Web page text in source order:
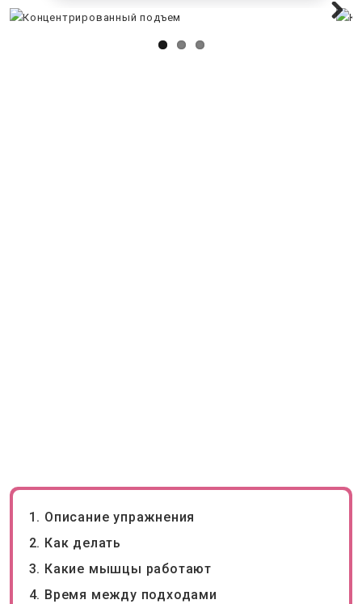
Описание упражнения
Как делать
Какие мышцы работают
Время между подходами